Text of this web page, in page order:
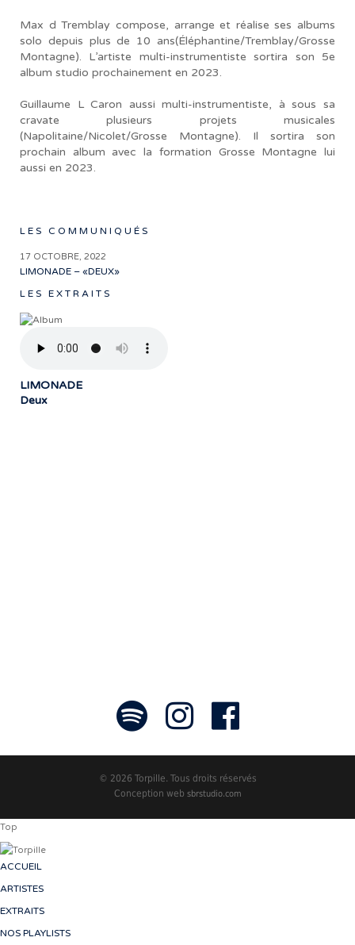
Max d Tremblay compose, arrange et réalise ses albums
solo depuis plus de 10 ans(Éléphantine/Tremblay/Grosse
Montagne). L’artiste multi-instrumentiste sortira son 5e
album studio prochainement en 2023.
Guillaume L Caron aussi multi-instrumentiste, à sous sa
cravate plusieurs projets musicales
(Napolitaine/Nicolet/Grosse Montagne). Il sortira son
prochain album avec la formation Grosse Montagne lui
aussi en 2023.
LES COMMUNIQUÉS
17 OCTOBRE, 2022
LIMONADE – «DEUX»
LES EXTRAITS
LIMONADE
Deux
© 2026 Torpille. Tous droits réservés
Conception web sbrstudio.com
Top
ACCUEIL
ARTISTES
EXTRAITS
NOS PLAYLISTS